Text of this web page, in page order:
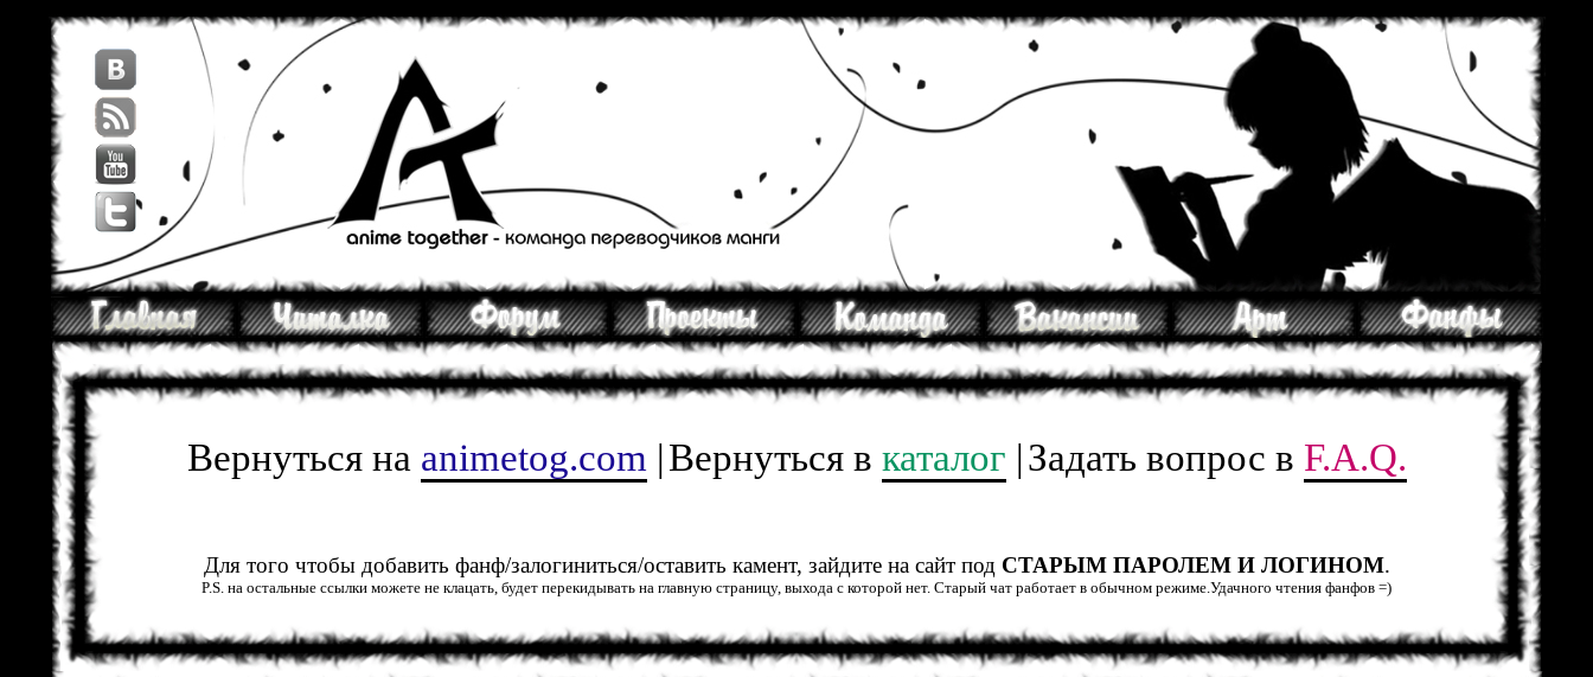
Вернуться на animetog.com |Вернуться в каталог |Задать вопрос в F.A.Q.
Для того чтобы добавить фанф/залогиниться/оставить камент, зайдите на сайт под СТАРЫМ ПАРОЛЕМ И ЛОГИНОМ.
P.S. на остальные ссылки можете не клацать, будет перекидывать на главную страницу, выхода с которой нет. Старый чат работает в обычном режиме.Удачного чтения фанфов =)